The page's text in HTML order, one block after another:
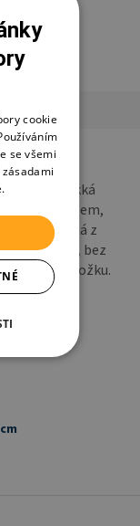
- měkká
vláknem,
Provedená z
látky, bez
pokožku.
cookie
se všemi